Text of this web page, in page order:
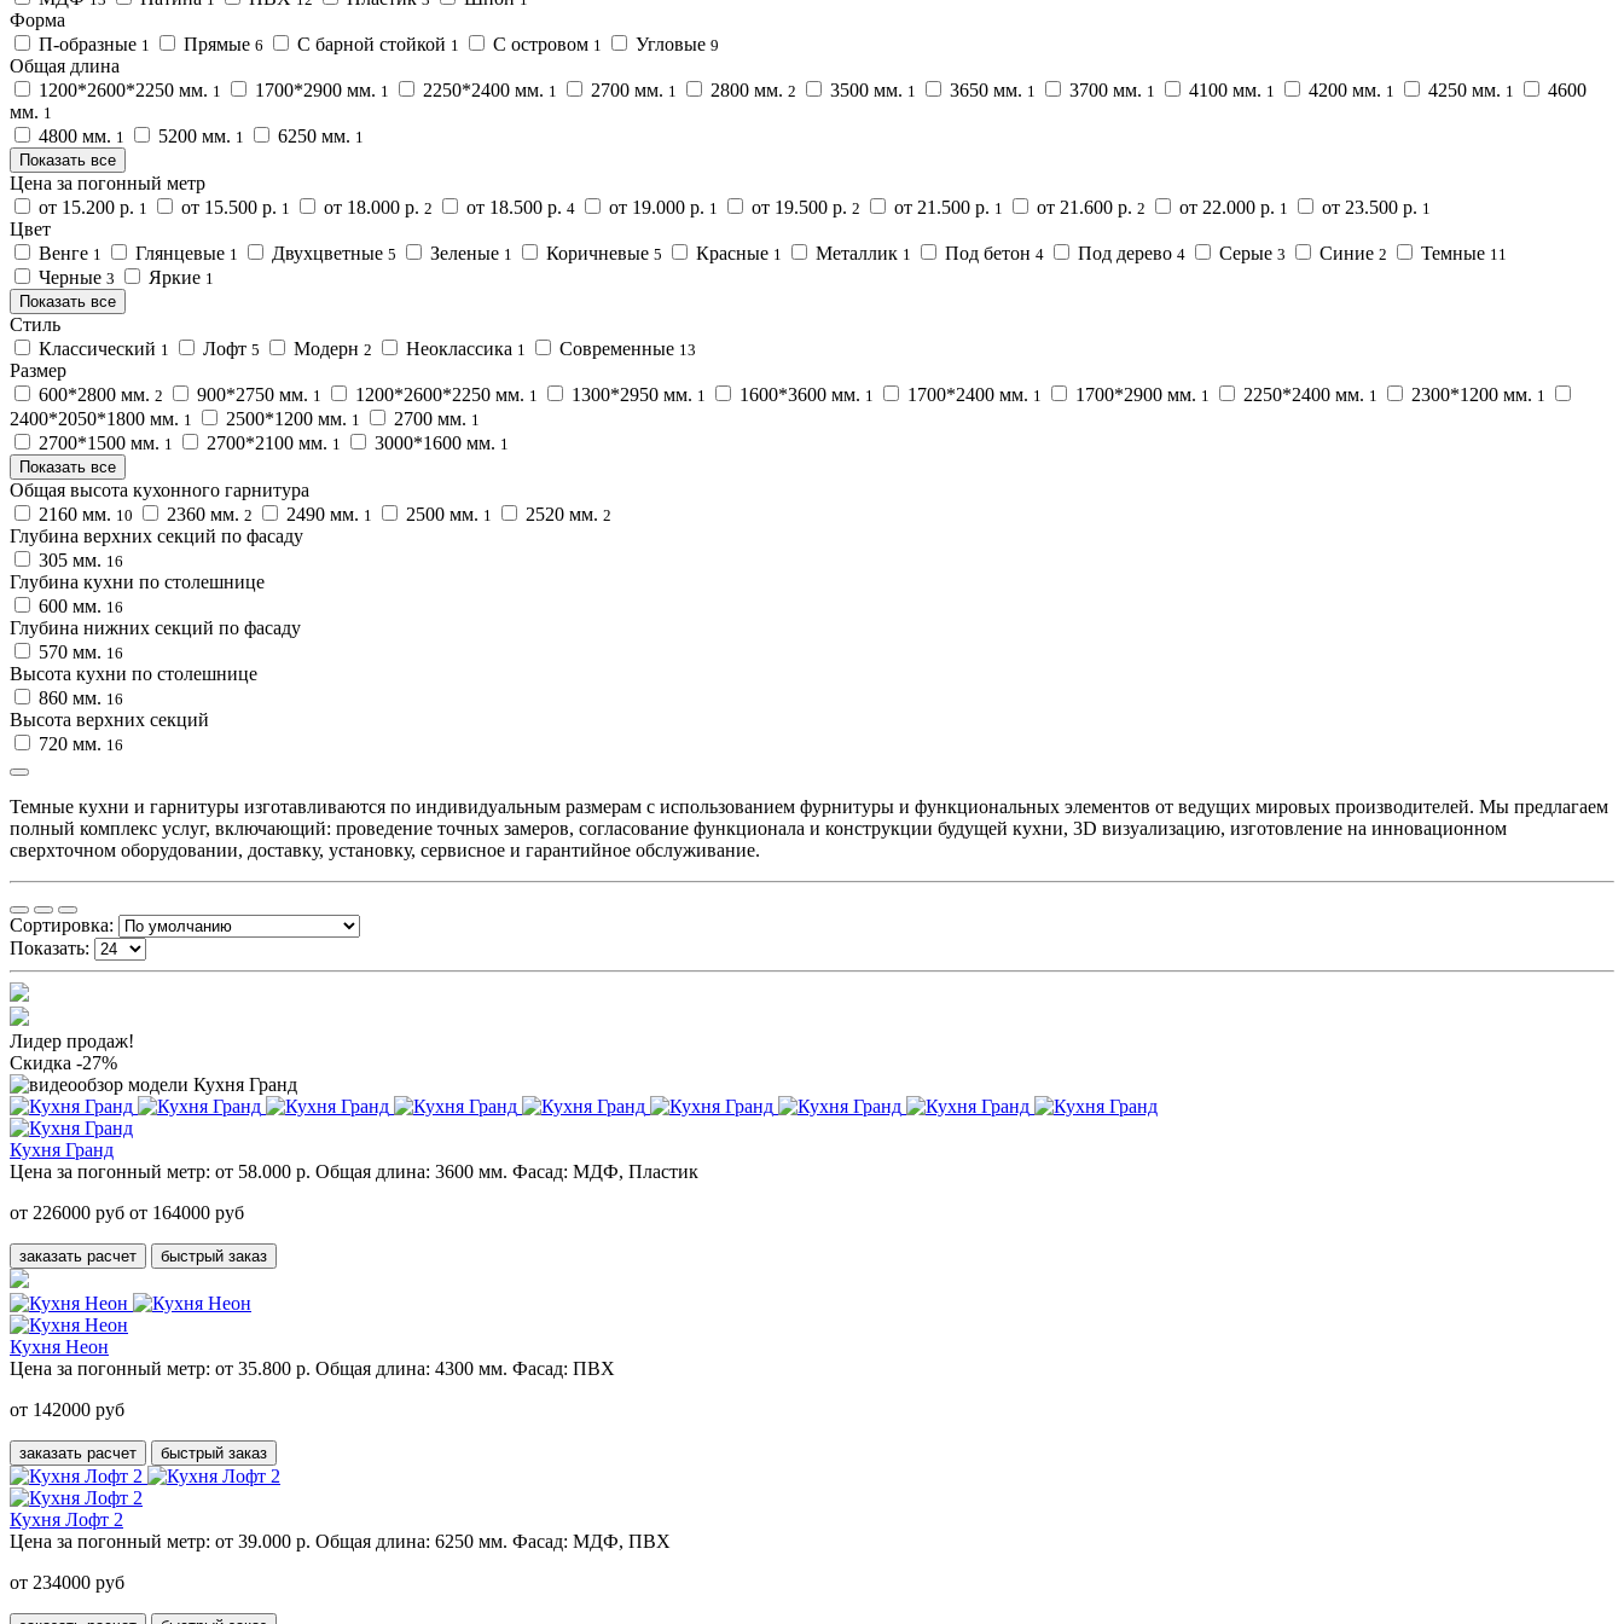
Форма
П-образные 1 Прямые 6 С барной стойкой 1 С островом 1 Угловые 9
Общая длина
1200*2600*2250 мм. 1 1700*2900 мм. 1 2250*2400 мм. 1 2700 мм. 1 2800 мм. 2 3500 мм. 1 3650 мм. 1 3700 мм. 1 4100 мм. 1 4200 мм. 1 4250 мм. 1
4600
мм. 1
4800 мм. 1 5200 мм. 1 6250 мм. 1
Показать все
Цена за погонный метр
от 15.200 р. 1 от 15.500 р. 1 от 18.000 р. 2 от 18.500 р. 4 от 19.000 р. 1 от 19.500 р. 2 от 21.500 р. 1 от 21.600 р. 2 от 22.000 р. 1 от 23.500 р. 1
Цвет
Венге 1 Глянцевые 1 Двухцветные 5 Зеленые 1 Коричневые 5 Красные 1 Металлик 1 Под бетон 4 Под дерево 4 Серые 3 Синие 2 Темные 11
Черные 3 Яркие 1
Показать все
Стиль
Классический 1 Лофт 5 Модерн 2 Неоклассика 1 Современные 13
Размер
600*2800 мм. 2 900*2750 мм. 1 1200*2600*2250 мм. 1 1300*2950 мм. 1 1600*3600 мм. 1 1700*2400 мм. 1 1700*2900 мм. 1 2250*2400 мм. 1 2300*1200 мм. 1
2400*2050*1800 мм. 1 2500*1200 мм. 1 2700 мм. 1
2700*1500 мм. 1 2700*2100 мм. 1 3000*1600 мм. 1
Показать все
Общая высота кухонного гарнитура
2160 мм. 10 2360 мм. 2 2490 мм. 1 2500 мм. 1 2520 мм. 2
Глубина верхних секций по фасаду
305 мм. 16
Глубина кухни по столешнице
600 мм. 16
Глубина нижних секций по фасаду
570 мм. 16
Высота кухни по столешнице
860 мм. 16
Высота верхних секций
720 мм. 16
Темные кухни и гарнитуры изготавливаются по индивидуальным размерам с использованием фурнитуры и функциональных элементов от ведущих мировых производителей. Мы предлагаем
полный комплекс услуг, включающий: проведение точных замеров, согласование функционала и конструкции будущей кухни, 3D визуализацию, изготовление на инновационном
сверхточном оборудовании, доставку, установку, сервисное и гарантийное обслуживание.
Сортировка:
Показать:
Лидер продаж!
Скидка -27%
Кухня Гранд
Цена за погонный метр: от 58.000 р. Общая длина: 3600 мм. Фасад: МДФ, Пластик
от 226000 руб от 164000 руб
заказать расчет быстрый заказ
Кухня Неон
Цена за погонный метр: от 35.800 р. Общая длина: 4300 мм. Фасад: ПВХ
от 142000 руб
заказать расчет быстрый заказ
Кухня Лофт 2
Цена за погонный метр: от 39.000 р. Общая длина: 6250 мм. Фасад: МДФ, ПВХ
от 234000 руб